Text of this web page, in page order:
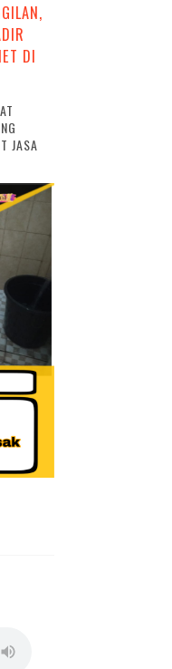
DI
JASA